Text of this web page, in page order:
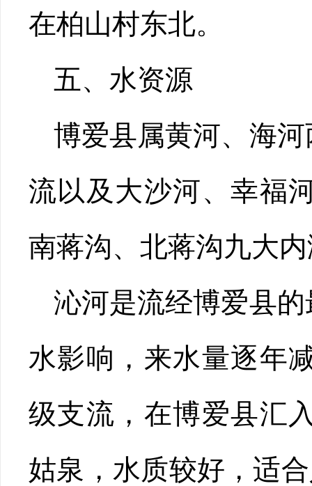
在柏山村东北。
五、水资源
博爱县属黄河、海
流以及大沙河、幸福
南蒋沟、北蒋沟九大
沁河是流经博爱县
水影响，来水量逐年
级支流，在博爱县汇
姑泉，水质较好，适